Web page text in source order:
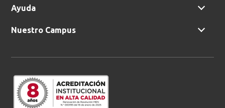
Ayuda
Nuestro Campus